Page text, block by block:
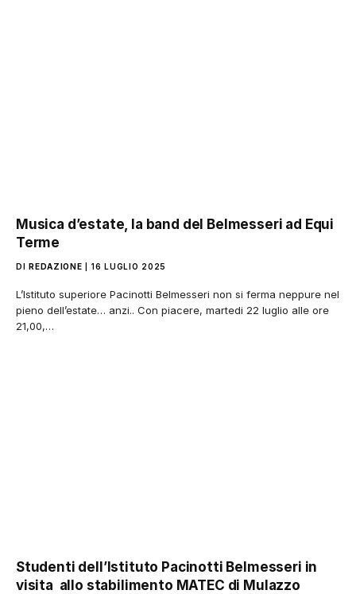
Musica d’estate, la band del Belmesseri ad Equi
Terme
DI REDAZIONE 16 LUGLIO 2025
L’Istituto superiore Pacinotti Belmesseri non si ferma neppure nel
pieno dell’estate… anzi.. Con piacere, martedi 22 luglio alle ore
21,00,…
Studenti dell’Istituto Pacinotti Belmesseri in
visita allo stabilimento MATEC di Mulazzo